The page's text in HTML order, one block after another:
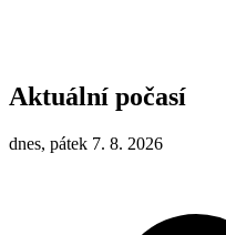
Aktuální počasí
dnes, pátek 7. 8. 2026